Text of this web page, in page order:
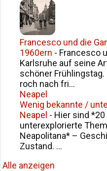
Francesco und die
1960ern - Francesco
Karlsruhe auf seine
schöner
roch nach fri...
Neapel
Wenig bekannte /
Neapel - Hier sind
unterexplorierte
Neapolitana* –
Zustand. ...
Alle anzeigen